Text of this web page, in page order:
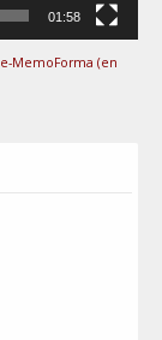
01:58
e-MemoForma (en